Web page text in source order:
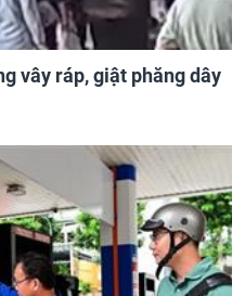
vây ráp, giật phăng dây